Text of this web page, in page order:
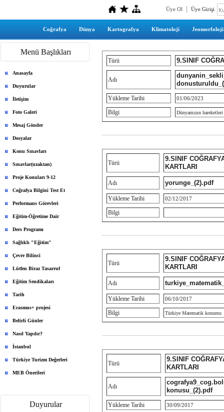
Üye Ol Üye Girişi
Coğrafya Dünya Kartografya Klimatoloji Jeomorfoloji
Menü Başlıkları
Anasayfa
Duyurular
İletişim
Foto Galeri
Mesaj Gönder
Dosyalar
Konu Sınavları
Sınavlar(uzaktan)
Proje Konuları 9-12
Coğrafya Bilgini Test Et
Performans Görevleri
Eğitim-Öğretime Dair
Ders Programı
Sağlıklı "Eğitim"
Çevre Bilinci
Lütfen Biraz Tasarruf
Eğitim Sendikaları
Tarih
Erasmus+ projesi
Belirli Günler
Nasıl Yapılır?
İstanbul
Türkiye Turizm Değerleri
MEB Önerileri
Duyurular
Türü 9.SINIF
Adı
Yükleme Tarihi 01/06/2023
Bilgi Dünyamızın
Türü
9.SINIF
KARTLARI
Adı yorunge_(2).pdf
Yükleme Tarihi 02/12/2017
Bilgi
Türü
9.SINIF
KARTLARI
Adı
Yükleme Tarihi 06/10/2017
Bilgi Türkiye Matematik konumu
Türü
9.SINIF
KARTLARI
Adı
konusu_(2).pdf
Yükleme Tarihi 30/09/2017